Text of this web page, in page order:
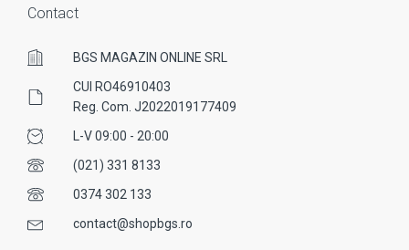
Contact
BGS MAGAZIN ONLINE SRL
CUI RO46910403
Reg. Com. J2022019177409
L-V 09:00 - 20:00
(021) 331 8133
0374 302 133
contact@shopbgs.ro